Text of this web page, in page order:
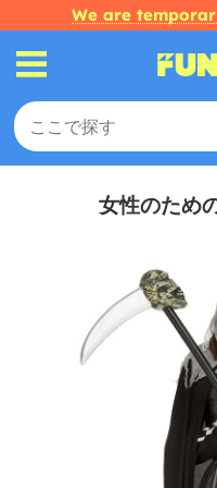
We are
女性のため